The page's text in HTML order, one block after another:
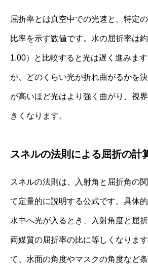
屈折率とは真空中での光速と、特定
比率を示す数値です。水の屈折率は
1.00）と比較すると光は遅く進みま
が、どのくらい光が折れ曲がるかを
が高いほど光はより強く曲がり、視
きくなります。
スネルの法則による屈折の計
スネルの法則は、入射角と屈折角の
て定量的に説明する公式です。具体
水中へ光が入るとき、入射角度と屈
両媒質の屈折率の比に等しくなりま
て、水面の角度やマスクの角度など